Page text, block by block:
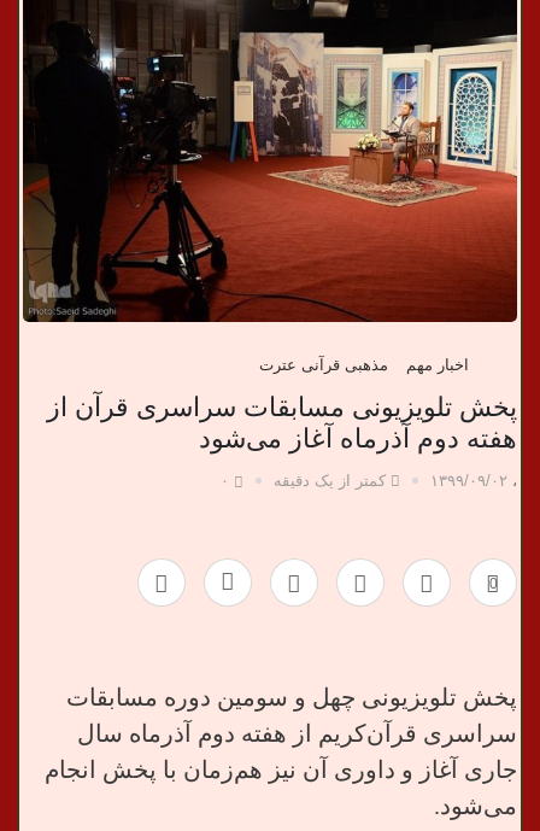
ن
خ
ب
ر
ی
اخبار مهم مذهبی قرآنی عترت
پخش تلویزیونی مسابقات سراسری قرآن از
هفته دوم آذرماه آغاز می‌شود
، ۱۳۹۹/۰۹/۰۲ کمتر از یک دقیقه ۰
0
پخش تلویزیونی چهل و سومین دوره مسابقات
سراسری قرآن‌کریم از هفته دوم آذرماه سال
جاری آغاز و داوری آن نیز هم‌زمان با پخش انجام
می‌شود.